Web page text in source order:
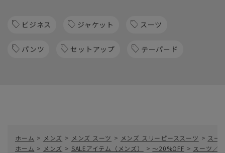
ビジネス ジャケット スーツ
パンツ セットアップ テーパード
ホーム > メンズ > メンズ スーツ > メンズ スリーピーススーツ > スー
ホーム > メンズ > SALEアイテム（メンズ） > ～20%OFF > スーツ／